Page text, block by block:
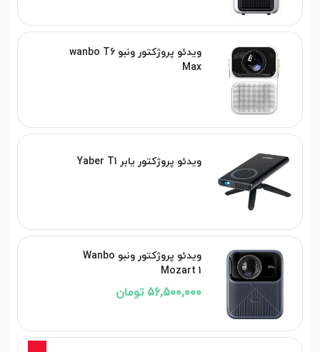
ویدئو پروژکتور ونبو wanbo T6
Max
ویدئو پروژکتور یابر Yaber T1
ویدئو پروژکتور ونبو Wanbo
Mozart 1
56,500,000 تومان
12%